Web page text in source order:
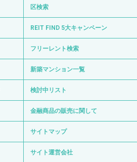
区検索
REIT FIND 5大キャンペーン
フリーレント検索
新築マンション一覧
検討中リスト
金融商品の販売に関して
サイトマップ
サイト運営会社